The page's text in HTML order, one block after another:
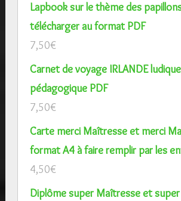
Lapbook sur le thème des
télécharger au format PDF
7,50€
Carnet de voyage IRLANDE
pédagogique PDF
7,50€
Carte merci Maîtresse et merci
format A4 à faire remplir par les
4,50€
Diplôme super Maîtresse et